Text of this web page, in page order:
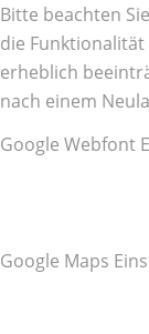
Bitte beachten
die
erheblich
nach einem
Google Webfont
Google Maps